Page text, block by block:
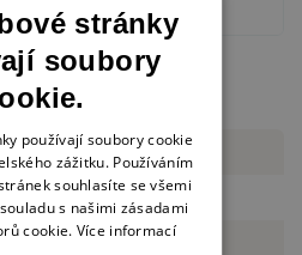
Razítka
sada
2 - 5,6 cm
stránky
soubory
používají soubory cookie
zážitku. Používáním
souhlasíte se všemi
s našimi zásadami
cookie. Více informací